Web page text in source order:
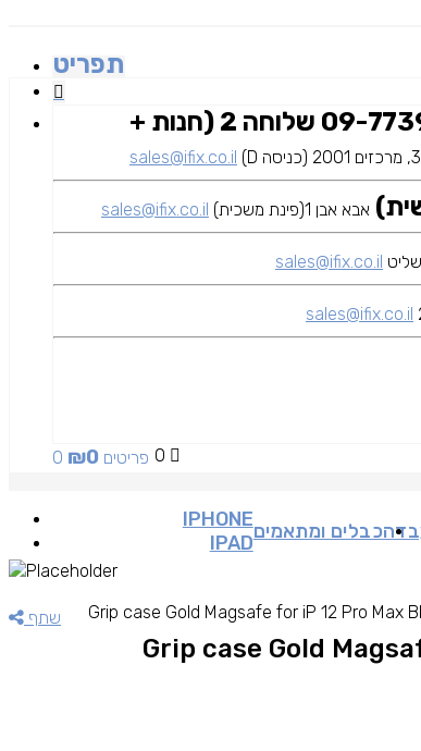
תפריט
09-7739940 שלוחה 2 (חנות +
sales@ifix.co.il
אבא אבן 1(פינת משכית) sales@ifix.co.il
sales@ifix.co.il
sales@ifix.co.il
0 0 פריטים ₪0
כבלים ומתאמים
שתף Grip case Gold Magsafe for iP 12 Pro Max
Grip case Gold
IPHONE
IPAD